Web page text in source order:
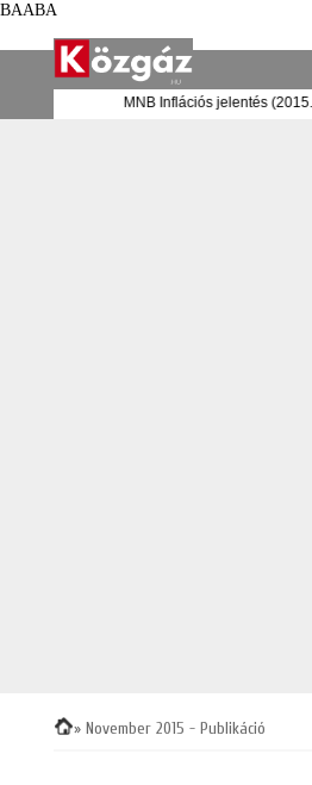
BAABA
MNB Inflációs jelentés
» November 2015 - Publikáció